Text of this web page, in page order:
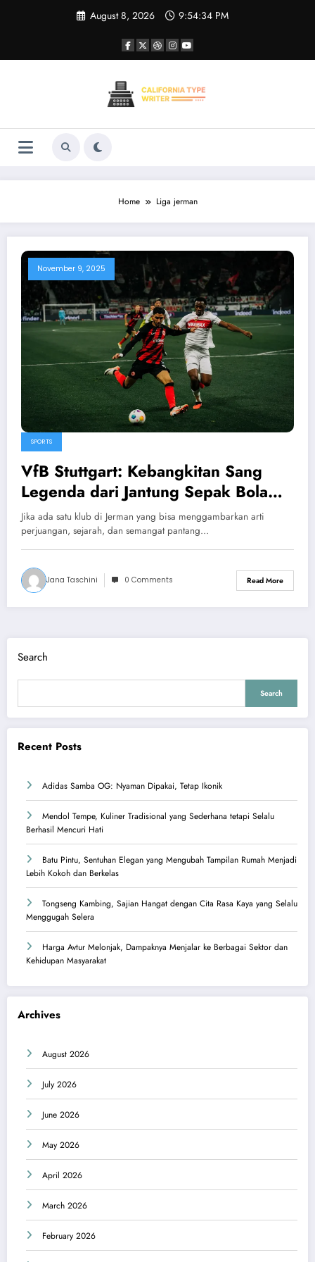
August 8, 2026 9:54:34 PM
Home Liga jerman
November 9, 2025
SPORTS
VfB Stuttgart: Kebangkitan Sang
Legenda dari Jantung Sepak Bola
Jerman
Jika ada satu klub di Jerman yang bisa menggambarkan arti
perjuangan, sejarah, dan semangat pantang…
Jana Taschini 0 Comments Read More
Search
Search
Recent Posts
Adidas Samba OG: Nyaman Dipakai, Tetap Ikonik
Mendol Tempe, Kuliner Tradisional yang Sederhana tetapi Selalu
Berhasil Mencuri Hati
Batu Pintu, Sentuhan Elegan yang Mengubah Tampilan Rumah Menjadi
Lebih Kokoh dan Berkelas
Tongseng Kambing, Sajian Hangat dengan Cita Rasa Kaya yang Selalu
Menggugah Selera
Harga Avtur Melonjak, Dampaknya Menjalar ke Berbagai Sektor dan
Kehidupan Masyarakat
Archives
August 2026
July 2026
June 2026
May 2026
April 2026
March 2026
February 2026